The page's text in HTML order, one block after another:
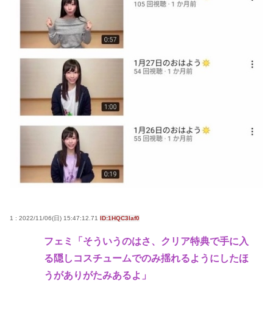
1 : 2022/11/06(日) 15:47:12.71 ID:1HQC3laf0
フェミ「そういうのはさ、クリア特典で手に入
る隠しコスチュームでのみ揺れるようにしたほ
うがありがたみあるよ」